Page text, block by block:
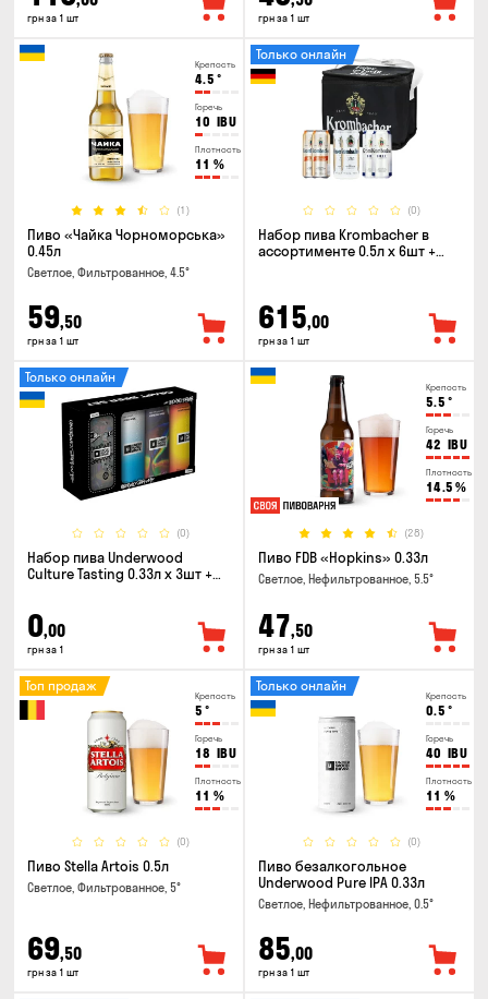
грн за 1 шт грн за 1 шт
Крепость
4.5 °
Горечь
10 IBU
Плотность
11 %
(1)
Пиво «Чайка Чорноморська»
0.45л
Светлое, Фильтрованное, 4.5°
59,50
грн за 1 шт
(0)
Только онлайн
Набор пива Krombacher в
ассортименте 0.5л х 6шт +
615,00
грн за 1 шт
(0)
Только онлайн
Набор пива Underwood
Culture Tasting 0.33л x 3шт +
0,00
грн за 1
Крепость
5.5 °
Горечь
42 IBU
Плотность
14.5 %
(28)
Пиво FDB «Hopkins» 0.33л
Светлое, Нефильтрованное, 5.5°
47,50
грн за 1 шт
Крепость
5 °
Горечь
18 IBU
Плотность
11 %
(0)
Топ продаж
Пиво Stella Artois 0.5л
Светлое, Фильтрованное, 5°
69,50
грн за 1 шт
Крепость
0.5 °
Горечь
40 IBU
Плотность
11 %
(0)
Только онлайн
Пиво безалкогольное
Underwood Pure IPA 0.33л
Светлое, Нефильтрованное, 0.5°
85,00
грн за 1 шт